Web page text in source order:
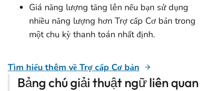
Giá năng lượng tăng lên nếu bạn sử dụng
nhiều năng lượng hơn Trợ cấp Cơ bản trong
một chu kỳ thanh toán nhất định.
Tìm hiểu thêm về Trợ cấp Cơ bản
Bảng chú giải thuật ngữ liên quan